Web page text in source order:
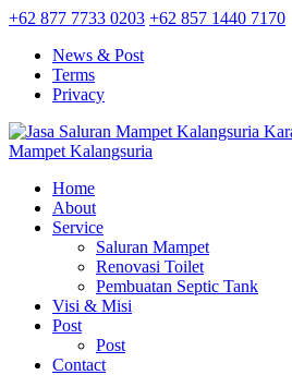
+62 877 7733 0203 +62 857 1440 7170
News & Post
Terms
Privacy
Home
About
Service
Saluran Mampet
Renovasi Toilet
Pembuatan Septic Tank
Visi & Misi
Post
Post
Contact